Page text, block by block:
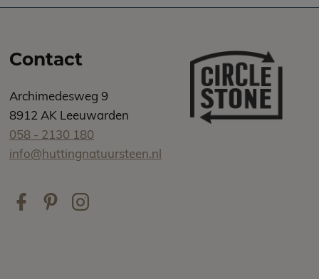
Contact
Archimedesweg 9
8912 AK Leeuwarden
058 - 2130 180
info@huttingnatuursteen.nl